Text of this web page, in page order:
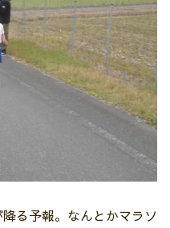
る予報。なんとかマラソ